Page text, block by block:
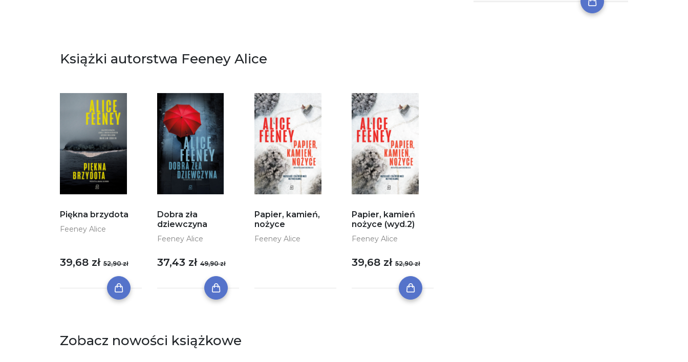
Książki autorstwa Feeney Alice
Piękna brzydota
Feeney Alice
39,68 zł 52,90 zł
Dobra zła
dziewczyna
Feeney Alice
37,43 zł 49,90 zł
Papier, kamień,
nożyce
Feeney Alice
Papier, kamień
nożyce (wyd.2)
Feeney Alice
39,68 zł 52,90 zł
Zobacz nowości książkowe